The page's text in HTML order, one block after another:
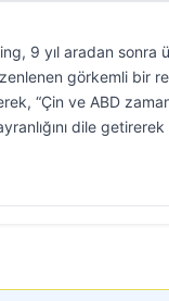
9 yıl aradan sonra
görkemli bir
“Çin ve ABD
dile